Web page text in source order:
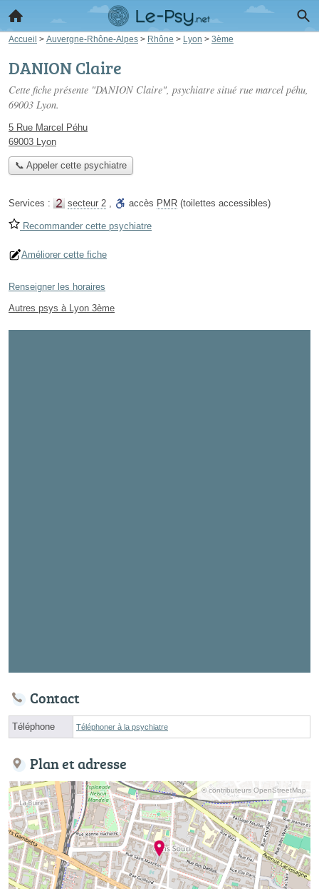
Accueil > Auvergne-Rhône-Alpes > Rhône > Lyon > 3ème
DANION Claire
Cette fiche présente "DANION Claire", psychiatre situé rue marcel péhu,
69003 Lyon.
5 Rue Marcel Péhu
69003 Lyon
📞 Appeler cette psychiatre
Services : secteur 2 , accès PMR (toilettes accessibles)
Recommander cette psychiatre
Améliorer cette fiche
Renseigner les horaires
Autres psys à Lyon 3ème
Contact
Téléphone Téléphoner à la psychiatre
Plan et adresse
© contributeurs OpenStreetMap